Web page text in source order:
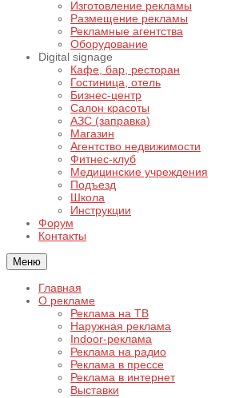
Изготовление рекламы
Размещение рекламы
Рекламные агентства
Оборудование
Digital signage
Кафе, бар, ресторан
Гостиница, отель
Бизнес-центр
Салон красоты
АЗС (заправка)
Магазин
Агентство недвижимости
Фитнес-клуб
Медицинские учреждения
Подъезд
Школа
Инструкции
Форум
Контакты
Меню
Главная
О рекламе
Реклама на ТВ
Наружная реклама
Indoor-реклама
Реклама на радио
Реклама в прессе
Реклама в интернет
Выставки